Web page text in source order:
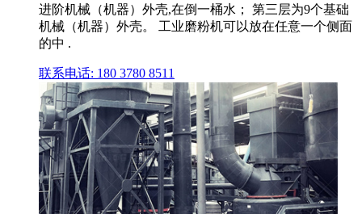
进阶机械（机器）外壳,在倒一桶水； 第三层为9个基础
机械（机器）外壳。 工业磨粉机可以放在任意一个侧面
的中 .
联系电话: 180 3780 8511